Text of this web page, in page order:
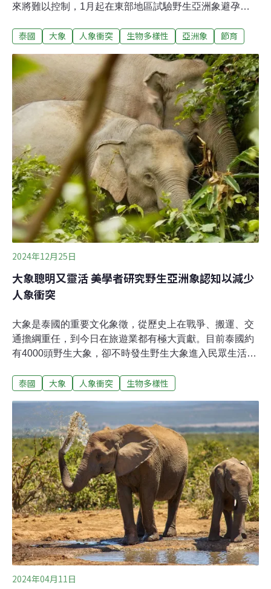
來將難以控制，1月起在東部地區試驗野生亞洲象避孕計
用。棲地減少 人象衝突日益嚴重《曼谷郵報》報導，官方
7%至8%速度增長，若不加以控制，預計4年後總數達
6000頭。森林棲地面積有限，未來恐怕容不下這些亞洲
象。泰國不時會爆發人象衝突。象的棲地遭破壞或是缺乏
食物飲水時，牠們可能會闖入村落，破壞農作物或房屋。
2012年以來，已造成至少240人死亡，208人受傷。《衛
報》報導，最常發生衝突的地點是東部森林區（Eastern
Forest complex），這裡有許多農田與工業區。據官方資
料，2024年這裡發生了4700起亞洲象相關的衝突事件，造
成19死22傷，近600塊農田遭到破壞。泰國政府要求
泰國 大象 人象衝突 生物多樣性 亞洲象 節育
2024年12月25日
大象聰明又靈活 美學者研究野生亞洲象認知以減少
人象衝突
大象是泰國的重要文化象徵，從歷史上在戰爭、搬運、交
通擔綱重任，到今日在旅遊業都有極大貢獻。目前泰國約
有4000頭野生大象，卻不時發生野生大象進入民眾生活空
善現況。泰國大象飽受棲息地減少的衝擊根據聯合國糧食
約有10萬頭，據FAO統計，1884年在泰國北部就有超過2
萬頭大象從事運輸工作，而如今野生象數量則下降至約
4000頭。棲息地遭破壞是野生象減少的原因之一，1900年
泰國的森林覆蓋率約為90%，到1989年只剩下28%，而這
也是泰國之所以會頻繁發生大象入侵人類居住地的背景。
學者盼透過行為研究解決人象衝突位於泰國西部山區，成
立於60年前的Salakpra是泰國政府第一個設立的野生動物
保護區，面積300平方英里的園區可容納300頭野生亞洲
象。
泰國 大象 人象衝突 生物多樣性
2024年04月11日